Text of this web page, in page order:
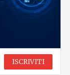
ISCRIVITI